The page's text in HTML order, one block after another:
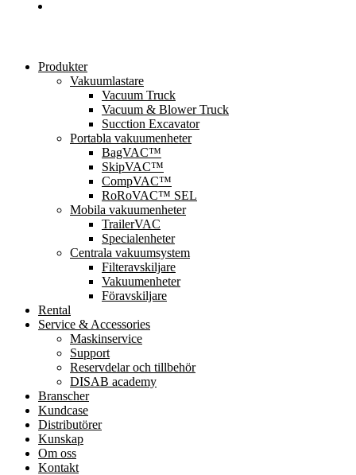
Produkter
Vakuumlastare
Vacuum Truck
Vacuum & Blower Truck
Sucction Excavator
Portabla vakuumenheter
BagVAC™
SkipVAC™
CompVAC™
RoRoVAC™ SEL
Mobila vakuumenheter
TrailerVAC
Specialenheter
Centrala vakuumsystem
Filteravskiljare
Vakuumenheter
Föravskiljare
Rental
Service & Accessories
Maskinservice
Support
Reservdelar och tillbehör
DISAB academy
Branscher
Kundcase
Distributörer
Kunskap
Om oss
Kontakt